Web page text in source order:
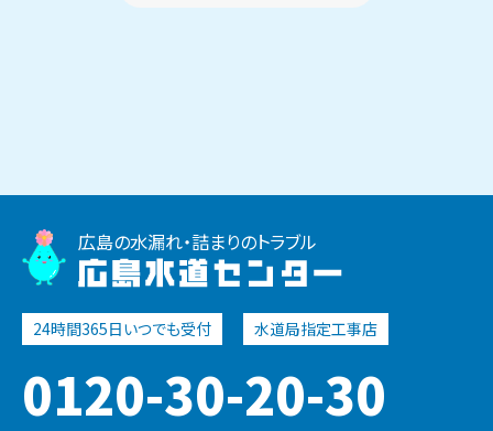
広島の水漏れ・詰まりのトラブル
広島水道センター
0120-30-20-30